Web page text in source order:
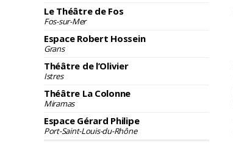
Le Théâtre de Fos
Fos-sur-Mer
Espace Robert Hossein
Grans
Théâtre de l’Olivier
Istres
Théâtre La Colonne
Miramas
Espace Gérard Philipe
Port-Saint-Louis-du-Rhône